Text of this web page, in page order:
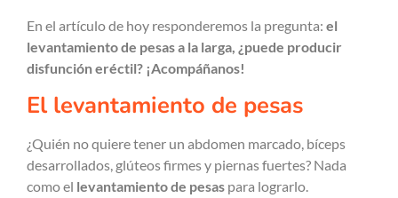
En el artículo de hoy responderemos la pregunta: el
levantamiento de pesas a la larga, ¿puede producir
disfunción eréctil? ¡Acompáñanos!
El levantamiento de pesas
¿Quién no quiere tener un abdomen marcado, bíceps
desarrollados, glúteos firmes y piernas fuertes? Nada
como el levantamiento de pesas para lograrlo.